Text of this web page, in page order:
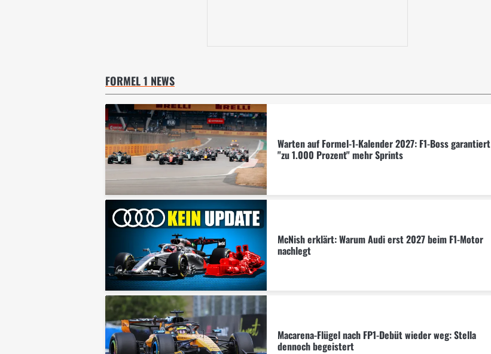
FORMEL 1 NEWS
Warten auf Formel-1-Kalender 2027: F1-Boss garantiert
"zu 1.000 Prozent" mehr Sprints
McNish erklärt: Warum Audi erst 2027 beim F1-Motor
nachlegt
Macarena-Flügel nach FP1-Debüt wieder weg: Stella
dennoch begeistert